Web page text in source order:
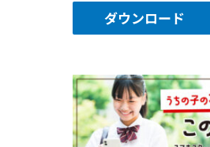
ダウンロード